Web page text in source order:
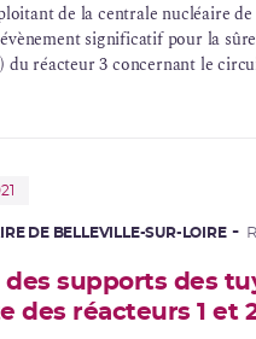
de la centrale nucléaire
significatif pour la
du réacteur 3 concernant le
DE BELLEVILLE-SUR-LOIRE
des supports des
des réacteurs 1 et